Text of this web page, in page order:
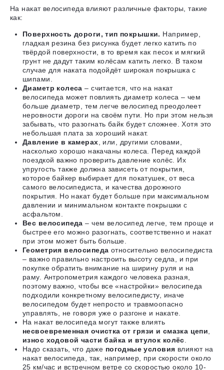
На накат велосипеда влияют различные факторы, такие
как:
Поверхность дороги, тип покрышки. Например,
гладкая резина без рисунка будет легко катить по
твёрдой поверхности, в то время как песок и мягкий
грунт не дадут таким колёсам катить легко. В таком
случае для наката подойдёт широкая покрышка с
шипами.
Диаметр колеса – считается, что на накат
велосипеда может повлиять диаметр колеса – чем
больше диаметр, тем легче велосипед преодолеет
неровности дороги на своём пути. Но при этом нельзя
забывать, что разогнать байк будет сложнее. Хотя это
небольшая плата за хороший накат.
Давление в камерах , или, другими словами,
насколько хорошо накачаны колеса. Перед каждой
поездкой важно проверить давление колёс. Их
упругость также должна зависеть от покрытия,
которое байкер выбирает для покатушек, от веса
самого велосипедиста, и качества дорожного
покрытия. Но накат будет больше при максимальном
давлении и минимальном контакте покрышки с
асфальтом.
Вес велосипеда – чем велосипед легче, тем проще и
быстрее его можно разогнать, соответственно и накат
при этом может быть больше.
Геометрия велосипеда относительно велосипедиста
– важно правильно настроить высоту седла, и при
покупке обратить внимание на ширину руля и на
раму. Антропометрия каждого человека разная,
поэтому важно, чтобы все «настройки» велосипеда
подходили конкретному велосипедисту, иначе
велосипедом будет непросто и травмоопасно
управлять, не говоря уже о разгоне и накате.
На накат велосипеда могут также влиять
несвоевременная очистка от грязи и смазка цепи
износ ходовой части байка и втулок колёс
Надо сказать, что даже погодные условия влияют на
накат велосипеда, так, например, при скорости около
25 км/час и встречном ветре со скоростью около 10-